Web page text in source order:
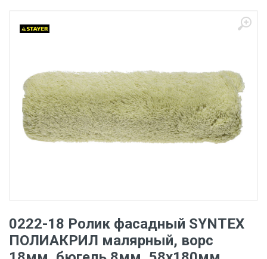
0222-18 Ролик фасадный SYNTEX
ПОЛИАКРИЛ малярный, ворс